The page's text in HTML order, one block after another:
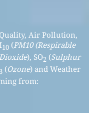
Air Pollution,
10(PM10 (Respirable
), SO2 (Sulphur
3 (Ozone) and Weather
from: